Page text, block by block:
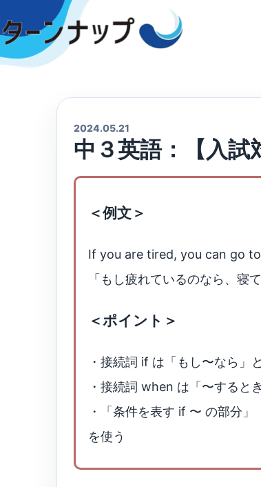
to
content
2024.05.21
中３英語：【入試
＜例文＞
If you are tired, you can go
「もし疲れているのなら、寝
＜ポイント＞
・接続詞 if は「もし〜なら」
・接続詞 when は「〜すると
・「条件を表す if 〜 の部分
を使う